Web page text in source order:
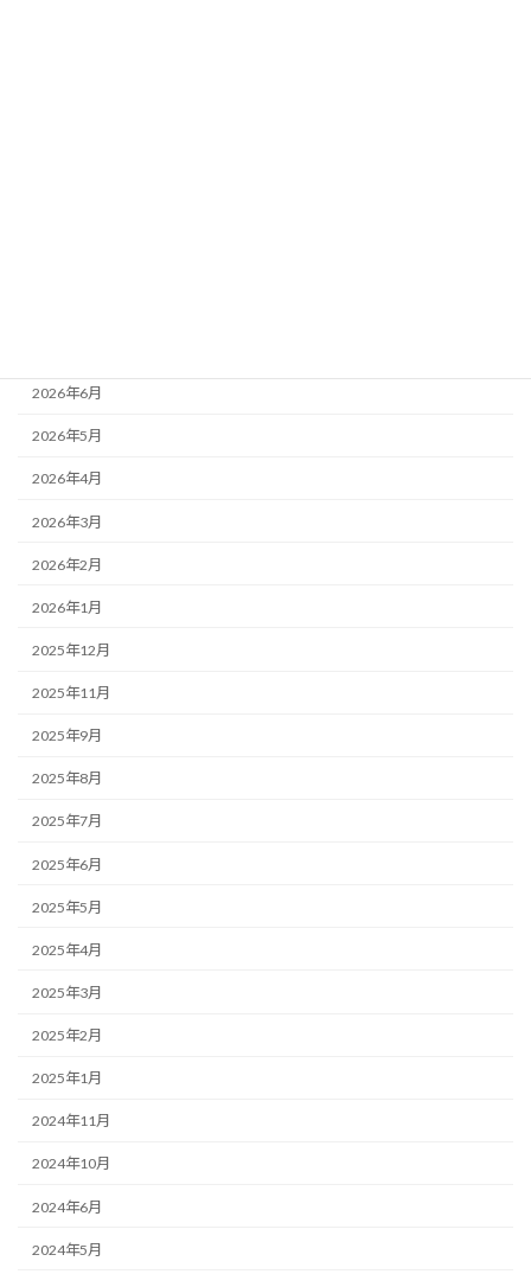
2026年6月
2026年5月
2026年4月
2026年3月
2026年2月
2026年1月
2025年12月
2025年11月
2025年9月
2025年8月
2025年7月
2025年6月
2025年5月
2025年4月
2025年3月
2025年2月
2025年1月
2024年11月
2024年10月
2024年6月
2024年5月